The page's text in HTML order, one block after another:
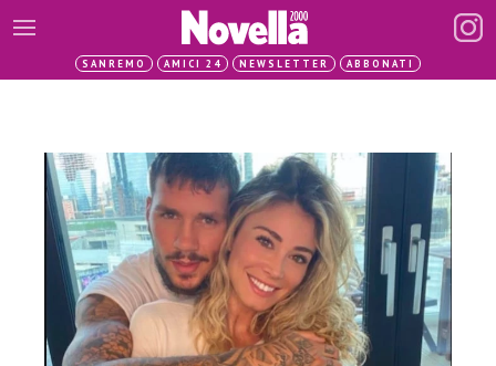
SANREMO AMICI 24 NEWSLETTER ABBONATI